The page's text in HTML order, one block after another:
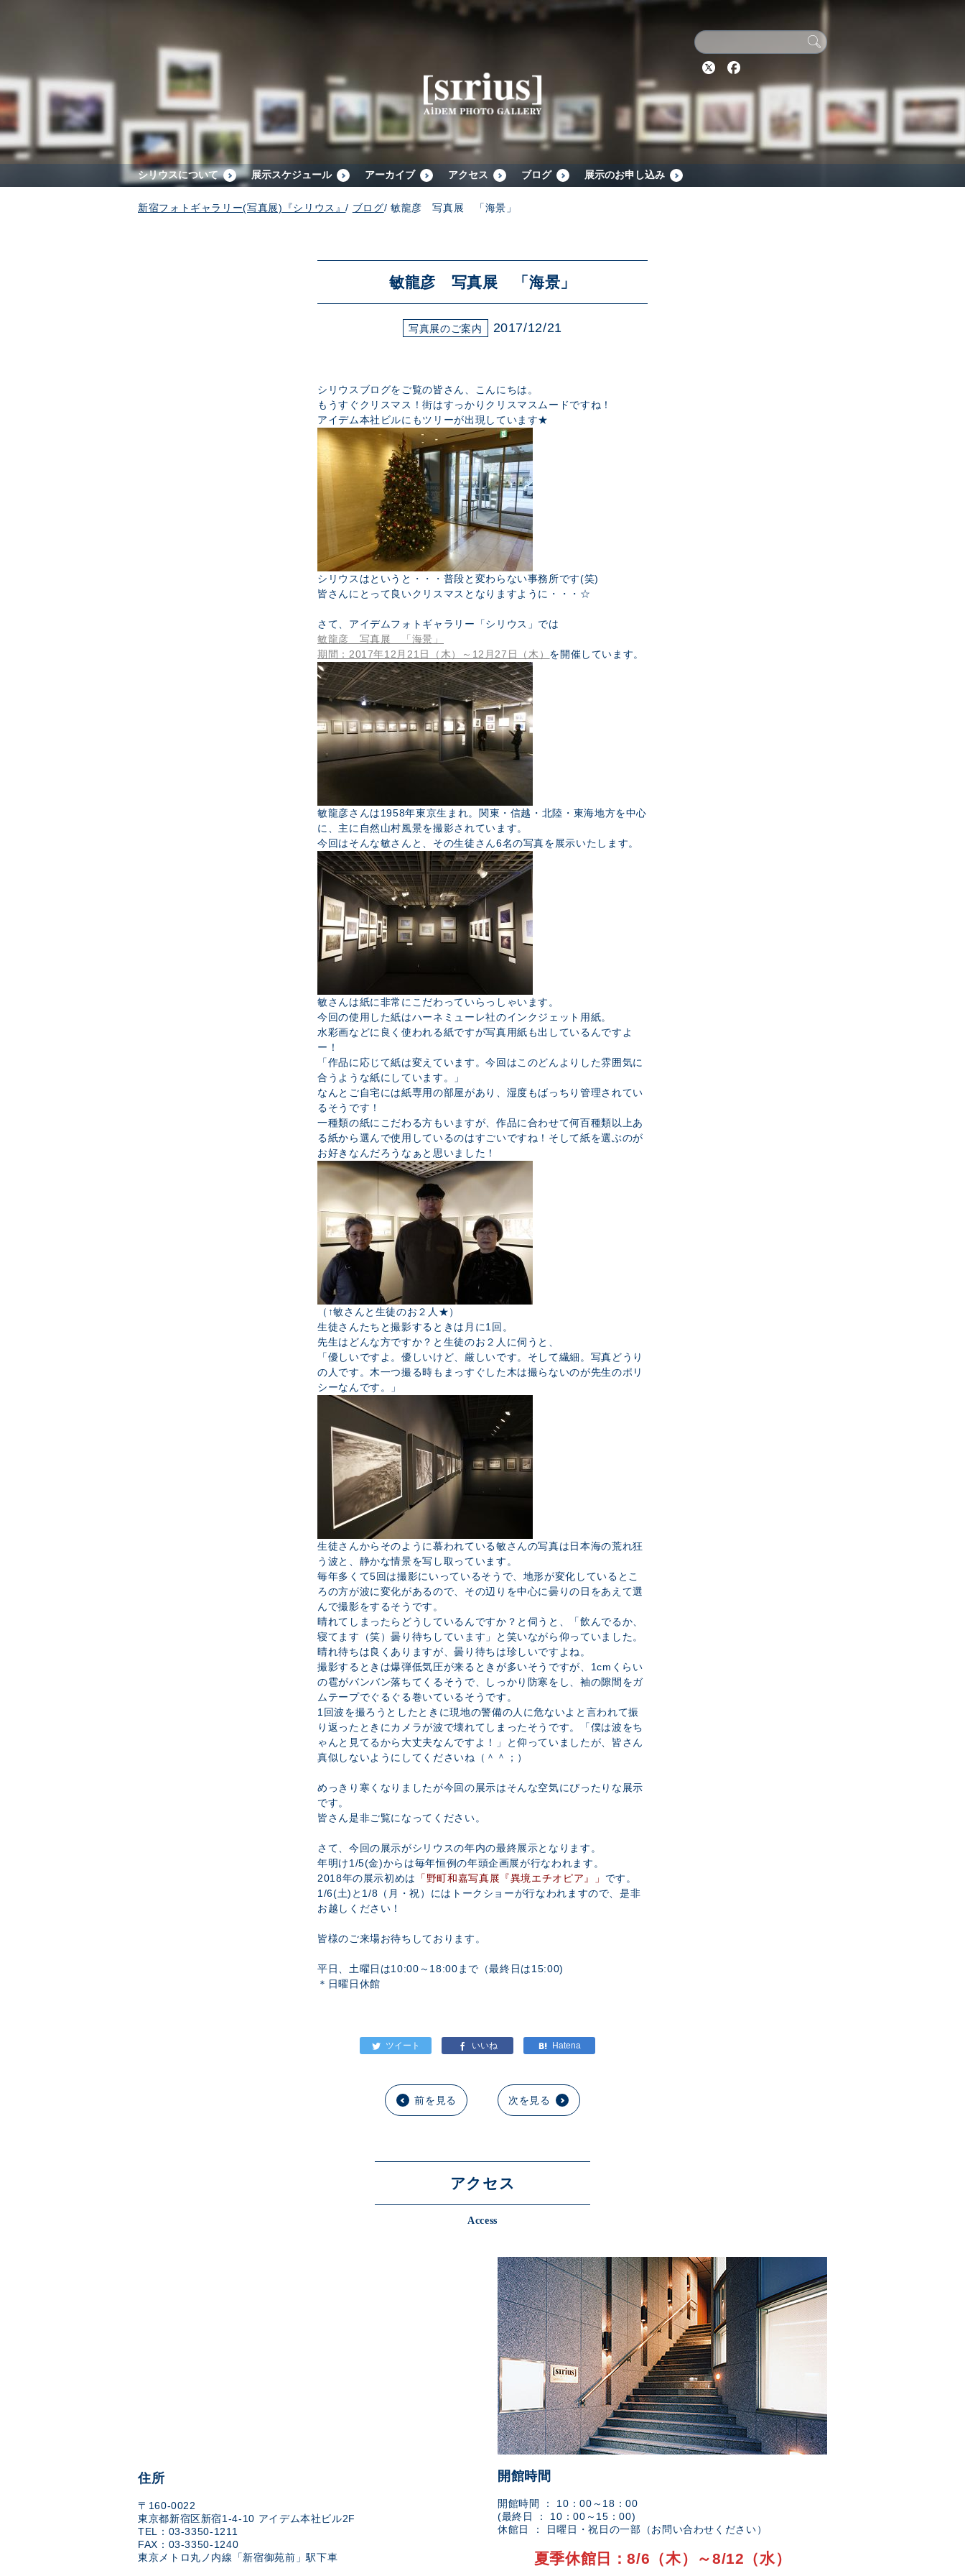
Twitter
シリウスについて 展示スケジュール アーカイブ アクセス ブログ 展示のお申し込み
新宿フォトギャラリー(写真展)『シリウス』/ ブログ/ 敏龍彦 写真展 「海景」
敏龍彦 写真展 「海景」
写真展のご案内 2017/12/21
シリウスブログをご覧の皆さん、こんにちは。
もうすぐクリスマス！街はすっかりクリスマスムードですね！
アイデム本社ビルにもツリーが出現しています★
シリウスはというと・・・普段と変わらない事務所です(笑)
皆さんにとって良いクリスマスとなりますように・・・☆
さて、アイデムフォトギャラリー「シリウス」では
敏龍彦 写真展 「海景」
期間：2017年12月21日（木）～12月27日（木） を開催しています。
敏龍彦さんは1958年東京生まれ。関東・信越・北陸・東海地方を中心
に、主に自然山村風景を撮影されています。
今回はそんな敏さんと、その生徒さん6名の写真を展示いたします。
敏さんは紙に非常にこだわっていらっしゃいます。
今回の使用した紙はハーネミューレ社のインクジェット用紙。
水彩画などに良く使われる紙ですが写真用紙も出しているんですよ
ー！
「作品に応じて紙は変えています。今回はこのどんよりした雰囲気に
合うような紙にしています。」
なんとご自宅には紙専用の部屋があり、湿度もばっちり管理されてい
るそうです！
一種類の紙にこだわる方もいますが、作品に合わせて何百種類以上あ
る紙から選んで使用しているのはすごいですね！そして紙を選ぶのが
お好きなんだろうなぁと思いました！
（↑敏さんと生徒のお２人★）
生徒さんたちと撮影するときは月に1回。
先生はどんな方ですか？と生徒のお２人に伺うと、
「優しいですよ。優しいけど、厳しいです。そして繊細。写真どうり
の人です。木一つ撮る時もまっすぐした木は撮らないのが先生のポリ
シーなんです。」
生徒さんからそのように慕われている敏さんの写真は日本海の荒れ狂
う波と、静かな情景を写し取っています。
毎年多くて5回は撮影にいっているそうで、地形が変化しているとこ
ろの方が波に変化があるので、その辺りを中心に曇りの日をあえて選
んで撮影をするそうです。
晴れてしまったらどうしているんですか？と伺うと、「飲んでるか、
寝てます（笑）曇り待ちしています」と笑いながら仰っていました。
晴れ待ちは良くありますが、曇り待ちは珍しいですよね。
撮影するときは爆弾低気圧が来るときが多いそうですが、1cmくらい
の雹がバンバン落ちてくるそうで、しっかり防寒をし、袖の隙間をガ
ムテープでぐるぐる巻いているそうです。
1回波を撮ろうとしたときに現地の警備の人に危ないよと言われて振
り返ったときにカメラが波で壊れてしまったそうです。「僕は波をち
ゃんと見てるから大丈夫なんですよ！」と仰っていましたが、皆さん
真似しないようにしてくださいね（＾＾；）
めっきり寒くなりましたが今回の展示はそんな空気にぴったりな展示
です。
皆さん是非ご覧になってください。
さて、今回の展示がシリウスの年内の最終展示となります。
年明け1/5(金)からは毎年恒例の年頭企画展が行なわれます。
2018年の展示初めは
「野町和嘉写真展『異境エチオピア』」 です。
1/6(土)と1/8（月・祝）にはトークショーが行なわれますので、是非
お越しください！
皆様のご来場お待ちしております。
平日、土曜日は10:00～18:00まで（最終日は15:00)
＊日曜日休館
前を見る 次を見る
アクセス
Access
住所
〒160-0022
東京都新宿区新宿1-4-10 アイデム本社ビル2F
TEL：03-3350-1211
FAX：03-3350-1240
東京メトロ丸ノ内線「新宿御苑前」駅下車
開館時間
開館時間 ： 10：00～18：00
(最終日 ： 10：00～15：00)
休館日 ： 日曜日・祝日の一部（お問い合わせください）
夏季休館日：8/6（木）～8/12（水）
展示スケジュール
アーカイブ
展示のお申し込み